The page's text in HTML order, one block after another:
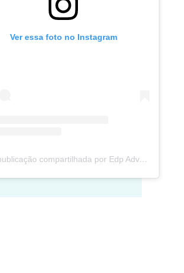
Ver essa foto no Instagram
Uma publicação compartilhada por Edp Advec Posse (@edpadvecposse)